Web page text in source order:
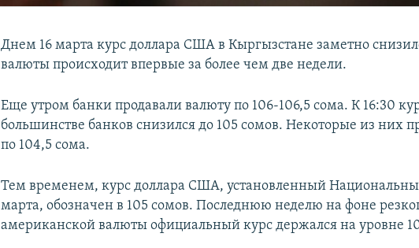
Днем 16 марта курс доллара США в Кыргызстане заметно
валюты происходит впервые за более чем две недели.
Еще утром банки продавали валюту по 106-106,5 сома. К 16:30
большинстве банков снизился до 105 сомов. Некоторые из них
по 104,5 сома.
Тем временем, курс доллара США, установленный
марта, обозначен в 105 сомов. Последнюю неделю на фоне
американской валюты официальный курс держался на уровне